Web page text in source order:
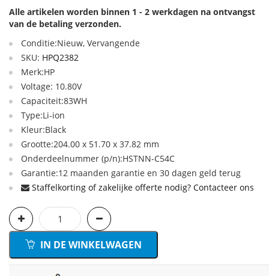
Alle artikelen worden binnen 1 - 2 werkdagen na ontvangst
van de betaling verzonden.
Conditie:Nieuw, Vervangende
SKU: HPQ2382
Merk:HP
Voltage: 10.80V
Capaciteit:83WH
Type:Li-ion
Kleur:Black
Grootte:204.00 x 51.70 x 37.82 mm
Onderdeelnummer (p/n):HSTNN-C54C
Garantie:12 maanden garantie en 30 dagen geld terug
Staffelkorting of zakelijke offerte nodig? Contacteer ons
IN DE WINKELWAGEN